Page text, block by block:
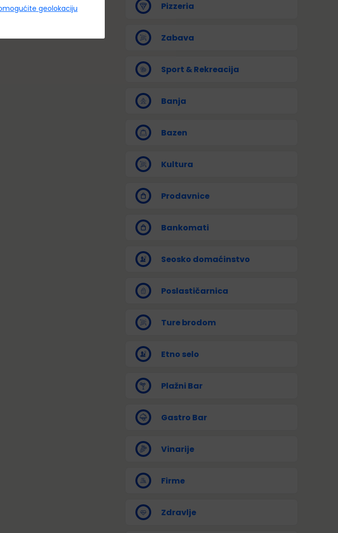
Pizzeria
Zabava
Sport & Rekreacija
Banja
Bazen
Kultura
Prodavnice
Bankomati
Seosko domaćinstvo
Poslastičarnica
Ture brodom
Etno selo
Plažni Bar
Gastro Bar
Vinarije
Firme
Zdravlje
geolokaciju